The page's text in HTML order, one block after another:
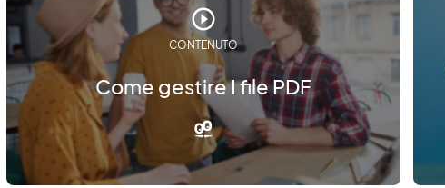
CONTENUTO
Come gestire I file PDF